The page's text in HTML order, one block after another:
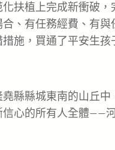
扶植上完成新衝破
、有任務經費、有與
施，買通了平安生孩
縣城東南的山丘中
心的所有人全體——